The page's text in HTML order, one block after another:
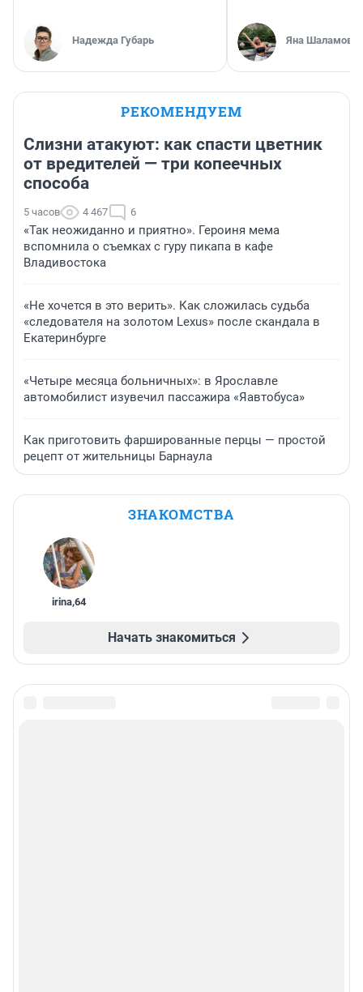
Надежда Губарь Яна Шаламова
РЕКОМЕНДУЕМ
Слизни атакуют: как спасти цветник
от вредителей — три копеечных
способа
5 часов 4 467 6
«Так неожиданно и приятно». Героиня мема
вспомнила о съемках с гуру пикапа в кафе
Владивостока
«Не хочется в это верить». Как сложилась судьба
«следователя на золотом Lexus» после скандала в
Екатеринбурге
«Четыре месяца больничных»: в Ярославле
автомобилист изувечил пассажира «Яавтобуса»
Как приготовить фаршированные перцы — простой
рецепт от жительницы Барнаула
ЗНАКОМСТВА
irina,64
Начать знакомиться